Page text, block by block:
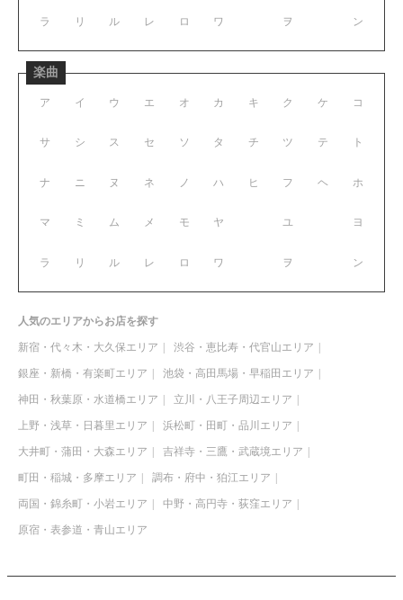
ラ リ ル レ ロ ワ ヲ ン
楽曲
ア イ ウ エ オ
サ シ ス セ ソ
ナ ニ ヌ ネ ノ
マ ミ ム メ モ
ラ リ ル レ ロ
カ キ ク ケ コ
タ チ ツ テ ト
ハ ヒ フ ヘ ホ
ヤ ユ ヨ
ワ ヲ ン
人気のエリアからお店を探す
新宿・代々木・大久保エリア 渋谷・恵比寿・代官山エリア
銀座・新橋・有楽町エリア 池袋・高田馬場・早稲田エリア
神田・秋葉原・水道橋エリア 立川・八王子周辺エリア
上野・浅草・日暮里エリア 浜松町・田町・品川エリア
大井町・蒲田・大森エリア 吉祥寺・三鷹・武蔵境エリア
町田・稲城・多摩エリア 調布・府中・狛江エリア
両国・錦糸町・小岩エリア 中野・高円寺・荻窪エリア
原宿・表参道・青山エリア